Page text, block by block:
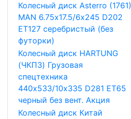
Колесный диск Asterro (1761)
MAN 6.75х17.5/6х245 D202
ET127 серебристый (без
футорки)
Колесный диск HARTUNG
(ЧКПЗ) Грузовая
спецтехника
440х533/10х335 D281 ET65
черный без вент. Акция
Колесный диск Китай